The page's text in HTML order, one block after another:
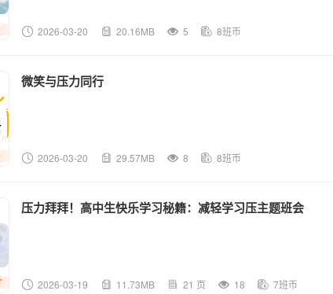
2026-03-20 20.16MB 5 8班币
微笑与压力同行
2026-03-20 29.57MB 8 8班币
压力拜拜！高中生快乐学习秘籍：减轻学习压主题班会
2026-03-19 11.73MB 21 页 18 7班币